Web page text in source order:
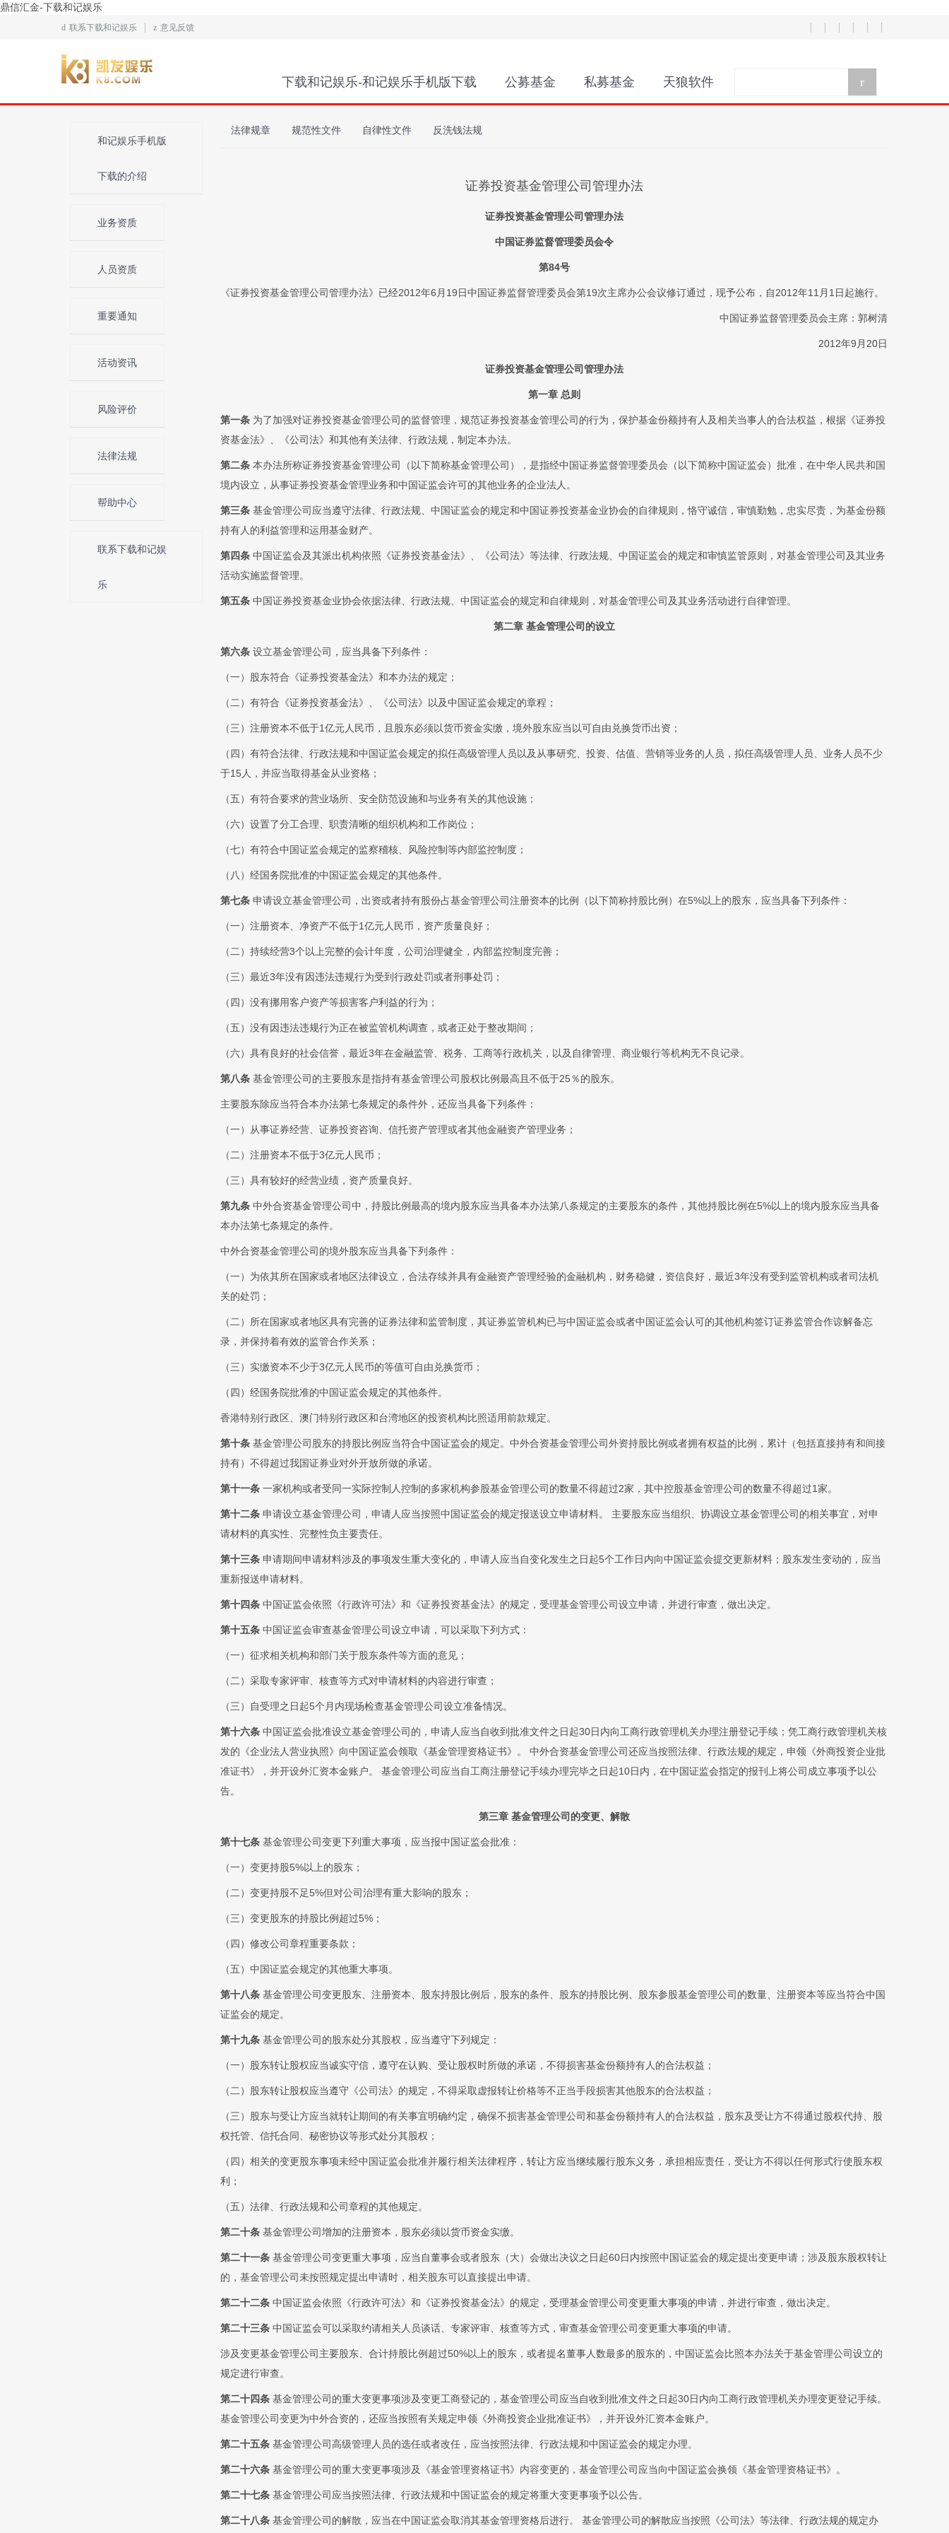
鼎信汇金-下载和记娱乐
d 联系下载和记娱乐 z 意见反馈
下载和记娱乐-和记娱乐手机版下载 公募基金 私募基金 天狼软件 r
和记娱乐手机版
下载的介绍
业务资质
人员资质
重要通知
活动资讯
风险评价
法律法规
帮助中心
联系下载和记娱
乐
法律规章 规范性文件 自律性文件 反洗钱法规
证券投资基金管理公司管理办法
证券投资基金管理公司管理办法
中国证券监督管理委员会令
第84号
《证券投资基金管理公司管理办法》已经2012年6月19日中国证券监督管理委员会第19次主席办公会议修订通过，现予公布，自2012年11月1日起施行。
中国证券监督管理委员会主席：郭树清
2012年9月20日
证券投资基金管理公司管理办法
第一章 总则
第一条 为了加强对证券投资基金管理公司的监督管理，规范证券投资基金管理公司的行为，保护基金份额持有人及相关当事人的合法权益，根据《证券投
资基金法》、《公司法》和其他有关法律、行政法规，制定本办法。
第二条 本办法所称证券投资基金管理公司（以下简称基金管理公司），是指经中国证券监督管理委员会（以下简称中国证监会）批准，在中华人民共和国
境内设立，从事证券投资基金管理业务和中国证监会许可的其他业务的企业法人。
第三条 基金管理公司应当遵守法律、行政法规、中国证监会的规定和中国证券投资基金业协会的自律规则，恪守诚信，审慎勤勉，忠实尽责，为基金份额
持有人的利益管理和运用基金财产。
第四条 中国证监会及其派出机构依照《证券投资基金法》、《公司法》等法律、行政法规、中国证监会的规定和审慎监管原则，对基金管理公司及其业务
活动实施监督管理。
第五条 中国证券投资基金业协会依据法律、行政法规、中国证监会的规定和自律规则，对基金管理公司及其业务活动进行自律管理。
第二章 基金管理公司的设立
第六条 设立基金管理公司，应当具备下列条件：
（一）股东符合《证券投资基金法》和本办法的规定；
（二）有符合《证券投资基金法》、《公司法》以及中国证监会规定的章程；
（三）注册资本不低于1亿元人民币，且股东必须以货币资金实缴，境外股东应当以可自由兑换货币出资；
（四）有符合法律、行政法规和中国证监会规定的拟任高级管理人员以及从事研究、投资、估值、营销等业务的人员，拟任高级管理人员、业务人员不少
于15人，并应当取得基金从业资格；
（五）有符合要求的营业场所、安全防范设施和与业务有关的其他设施；
（六）设置了分工合理、职责清晰的组织机构和工作岗位；
（七）有符合中国证监会规定的监察稽核、风险控制等内部监控制度；
（八）经国务院批准的中国证监会规定的其他条件。
第七条 申请设立基金管理公司，出资或者持有股份占基金管理公司注册资本的比例（以下简称持股比例）在5%以上的股东，应当具备下列条件：
（一）注册资本、净资产不低于1亿元人民币，资产质量良好；
（二）持续经营3个以上完整的会计年度，公司治理健全，内部监控制度完善；
（三）最近3年没有因违法违规行为受到行政处罚或者刑事处罚；
（四）没有挪用客户资产等损害客户利益的行为；
（五）没有因违法违规行为正在被监管机构调查，或者正处于整改期间；
（六）具有良好的社会信誉，最近3年在金融监管、税务、工商等行政机关，以及自律管理、商业银行等机构无不良记录。
第八条 基金管理公司的主要股东是指持有基金管理公司股权比例最高且不低于25％的股东。
主要股东除应当符合本办法第七条规定的条件外，还应当具备下列条件：
（一）从事证券经营、证券投资咨询、信托资产管理或者其他金融资产管理业务；
（二）注册资本不低于3亿元人民币；
（三）具有较好的经营业绩，资产质量良好。
第九条 中外合资基金管理公司中，持股比例最高的境内股东应当具备本办法第八条规定的主要股东的条件，其他持股比例在5%以上的境内股东应当具备
本办法第七条规定的条件。
中外合资基金管理公司的境外股东应当具备下列条件：
（一）为依其所在国家或者地区法律设立，合法存续并具有金融资产管理经验的金融机构，财务稳健，资信良好，最近3年没有受到监管机构或者司法机
关的处罚；
（二）所在国家或者地区具有完善的证券法律和监管制度，其证券监管机构已与中国证监会或者中国证监会认可的其他机构签订证券监管合作谅解备忘
录，并保持着有效的监管合作关系；
（三）实缴资本不少于3亿元人民币的等值可自由兑换货币；
（四）经国务院批准的中国证监会规定的其他条件。
香港特别行政区、澳门特别行政区和台湾地区的投资机构比照适用前款规定。
第十条 基金管理公司股东的持股比例应当符合中国证监会的规定。中外合资基金管理公司外资持股比例或者拥有权益的比例，累计（包括直接持有和间接
持有）不得超过我国证券业对外开放所做的承诺。
第十一条 一家机构或者受同一实际控制人控制的多家机构参股基金管理公司的数量不得超过2家，其中控股基金管理公司的数量不得超过1家。
第十二条 申请设立基金管理公司，申请人应当按照中国证监会的规定报送设立申请材料。 主要股东应当组织、协调设立基金管理公司的相关事宜，对申
请材料的真实性、完整性负主要责任。
第十三条 申请期间申请材料涉及的事项发生重大变化的，申请人应当自变化发生之日起5个工作日内向中国证监会提交更新材料；股东发生变动的，应当
重新报送申请材料。
第十四条 中国证监会依照《行政许可法》和《证券投资基金法》的规定，受理基金管理公司设立申请，并进行审查，做出决定。
第十五条 中国证监会审查基金管理公司设立申请，可以采取下列方式：
（一）征求相关机构和部门关于股东条件等方面的意见；
（二）采取专家评审、核查等方式对申请材料的内容进行审查；
（三）自受理之日起5个月内现场检查基金管理公司设立准备情况。
第十六条 中国证监会批准设立基金管理公司的，申请人应当自收到批准文件之日起30日内向工商行政管理机关办理注册登记手续；凭工商行政管理机关核
发的《企业法人营业执照》向中国证监会领取《基金管理资格证书》。 中外合资基金管理公司还应当按照法律、行政法规的规定，申领《外商投资企业批
准证书》，并开设外汇资本金账户。 基金管理公司应当自工商注册登记手续办理完毕之日起10日内，在中国证监会指定的报刊上将公司成立事项予以公
告。
第三章 基金管理公司的变更、解散
第十七条 基金管理公司变更下列重大事项，应当报中国证监会批准：
（一）变更持股5%以上的股东；
（二）变更持股不足5%但对公司治理有重大影响的股东；
（三）变更股东的持股比例超过5%；
（四）修改公司章程重要条款；
（五）中国证监会规定的其他重大事项。
第十八条 基金管理公司变更股东、注册资本、股东持股比例后，股东的条件、股东的持股比例、股东参股基金管理公司的数量、注册资本等应当符合中国
证监会的规定。
第十九条 基金管理公司的股东处分其股权，应当遵守下列规定：
（一）股东转让股权应当诚实守信，遵守在认购、受让股权时所做的承诺，不得损害基金份额持有人的合法权益；
（二）股东转让股权应当遵守《公司法》的规定，不得采取虚报转让价格等不正当手段损害其他股东的合法权益；
（三）股东与受让方应当就转让期间的有关事宜明确约定，确保不损害基金管理公司和基金份额持有人的合法权益，股东及受让方不得通过股权代持、股
权托管、信托合同、秘密协议等形式处分其股权；
（四）相关的变更股东事项未经中国证监会批准并履行相关法律程序，转让方应当继续履行股东义务，承担相应责任，受让方不得以任何形式行使股东权
利；
（五）法律、行政法规和公司章程的其他规定。
第二十条 基金管理公司增加的注册资本，股东必须以货币资金实缴。
第二十一条 基金管理公司变更重大事项，应当自董事会或者股东（大）会做出决议之日起60日内按照中国证监会的规定提出变更申请；涉及股东股权转让
的，基金管理公司未按照规定提出申请时，相关股东可以直接提出申请。
第二十二条 中国证监会依照《行政许可法》和《证券投资基金法》的规定，受理基金管理公司变更重大事项的申请，并进行审查，做出决定。
第二十三条 中国证监会可以采取约请相关人员谈话、专家评审、核查等方式，审查基金管理公司变更重大事项的申请。
涉及变更基金管理公司主要股东、合计持股比例超过50%以上的股东，或者提名董事人数最多的股东的，中国证监会比照本办法关于基金管理公司设立的
规定进行审查。
第二十四条 基金管理公司的重大变更事项涉及变更工商登记的，基金管理公司应当自收到批准文件之日起30日内向工商行政管理机关办理变更登记手续。
基金管理公司变更为中外合资的，还应当按照有关规定申领《外商投资企业批准证书》，并开设外汇资本金账户。
第二十五条 基金管理公司高级管理人员的选任或者改任，应当按照法律、行政法规和中国证监会的规定办理。
第二十六条 基金管理公司的重大变更事项涉及《基金管理资格证书》内容变更的，基金管理公司应当向中国证监会换领《基金管理资格证书》。
第二十七条 基金管理公司应当按照法律、行政法规和中国证监会的规定将重大变更事项予以公告。
第二十八条 基金管理公司的解散，应当在中国证监会取消其基金管理资格后进行。 基金管理公司的解散应当按照《公司法》等法律、行政法规的规定办